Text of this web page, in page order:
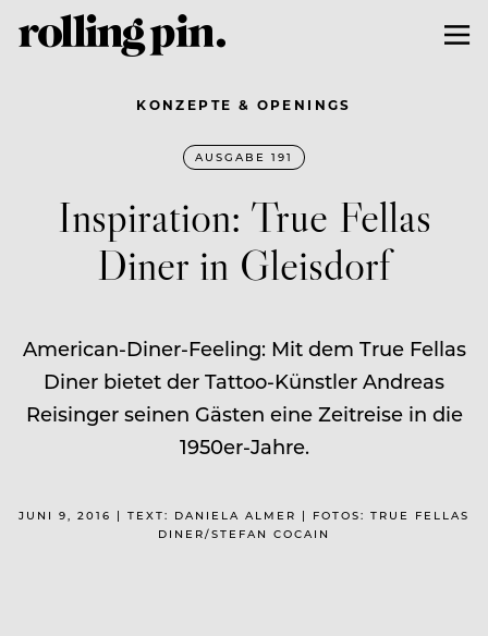
KONZEPTE & OPENINGS
AUSGABE 191
Inspiration: True Fellas
Diner in Gleisdorf
American-Diner-Feeling: Mit dem True Fellas
Diner bietet der Tattoo-Künstler Andreas
Reisinger seinen Gästen eine Zeitreise in die
1950er-Jahre.
JUNI 9, 2016 | TEXT: DANIELA ALMER | FOTOS: TRUE FELLAS
DINER/STEFAN COCAIN